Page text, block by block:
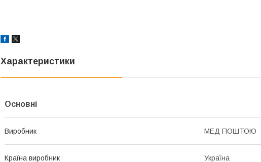
Характеристики
Основні
Виробник МЕД ПОШТОЮ
Країна виробник Україна